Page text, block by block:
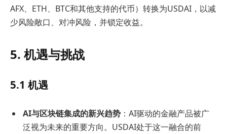
AFX、ETH、BTC和其他支持的代币）转换为USDAI，以减
少风险敞口、对冲风险，并锁定收益。
5. 机遇与挑战
5.1 机遇
AI与区块链集成的新兴趋势 ：AI驱动的金融产品被广
泛视为未来的重要方向。USDAI处于这一融合的前